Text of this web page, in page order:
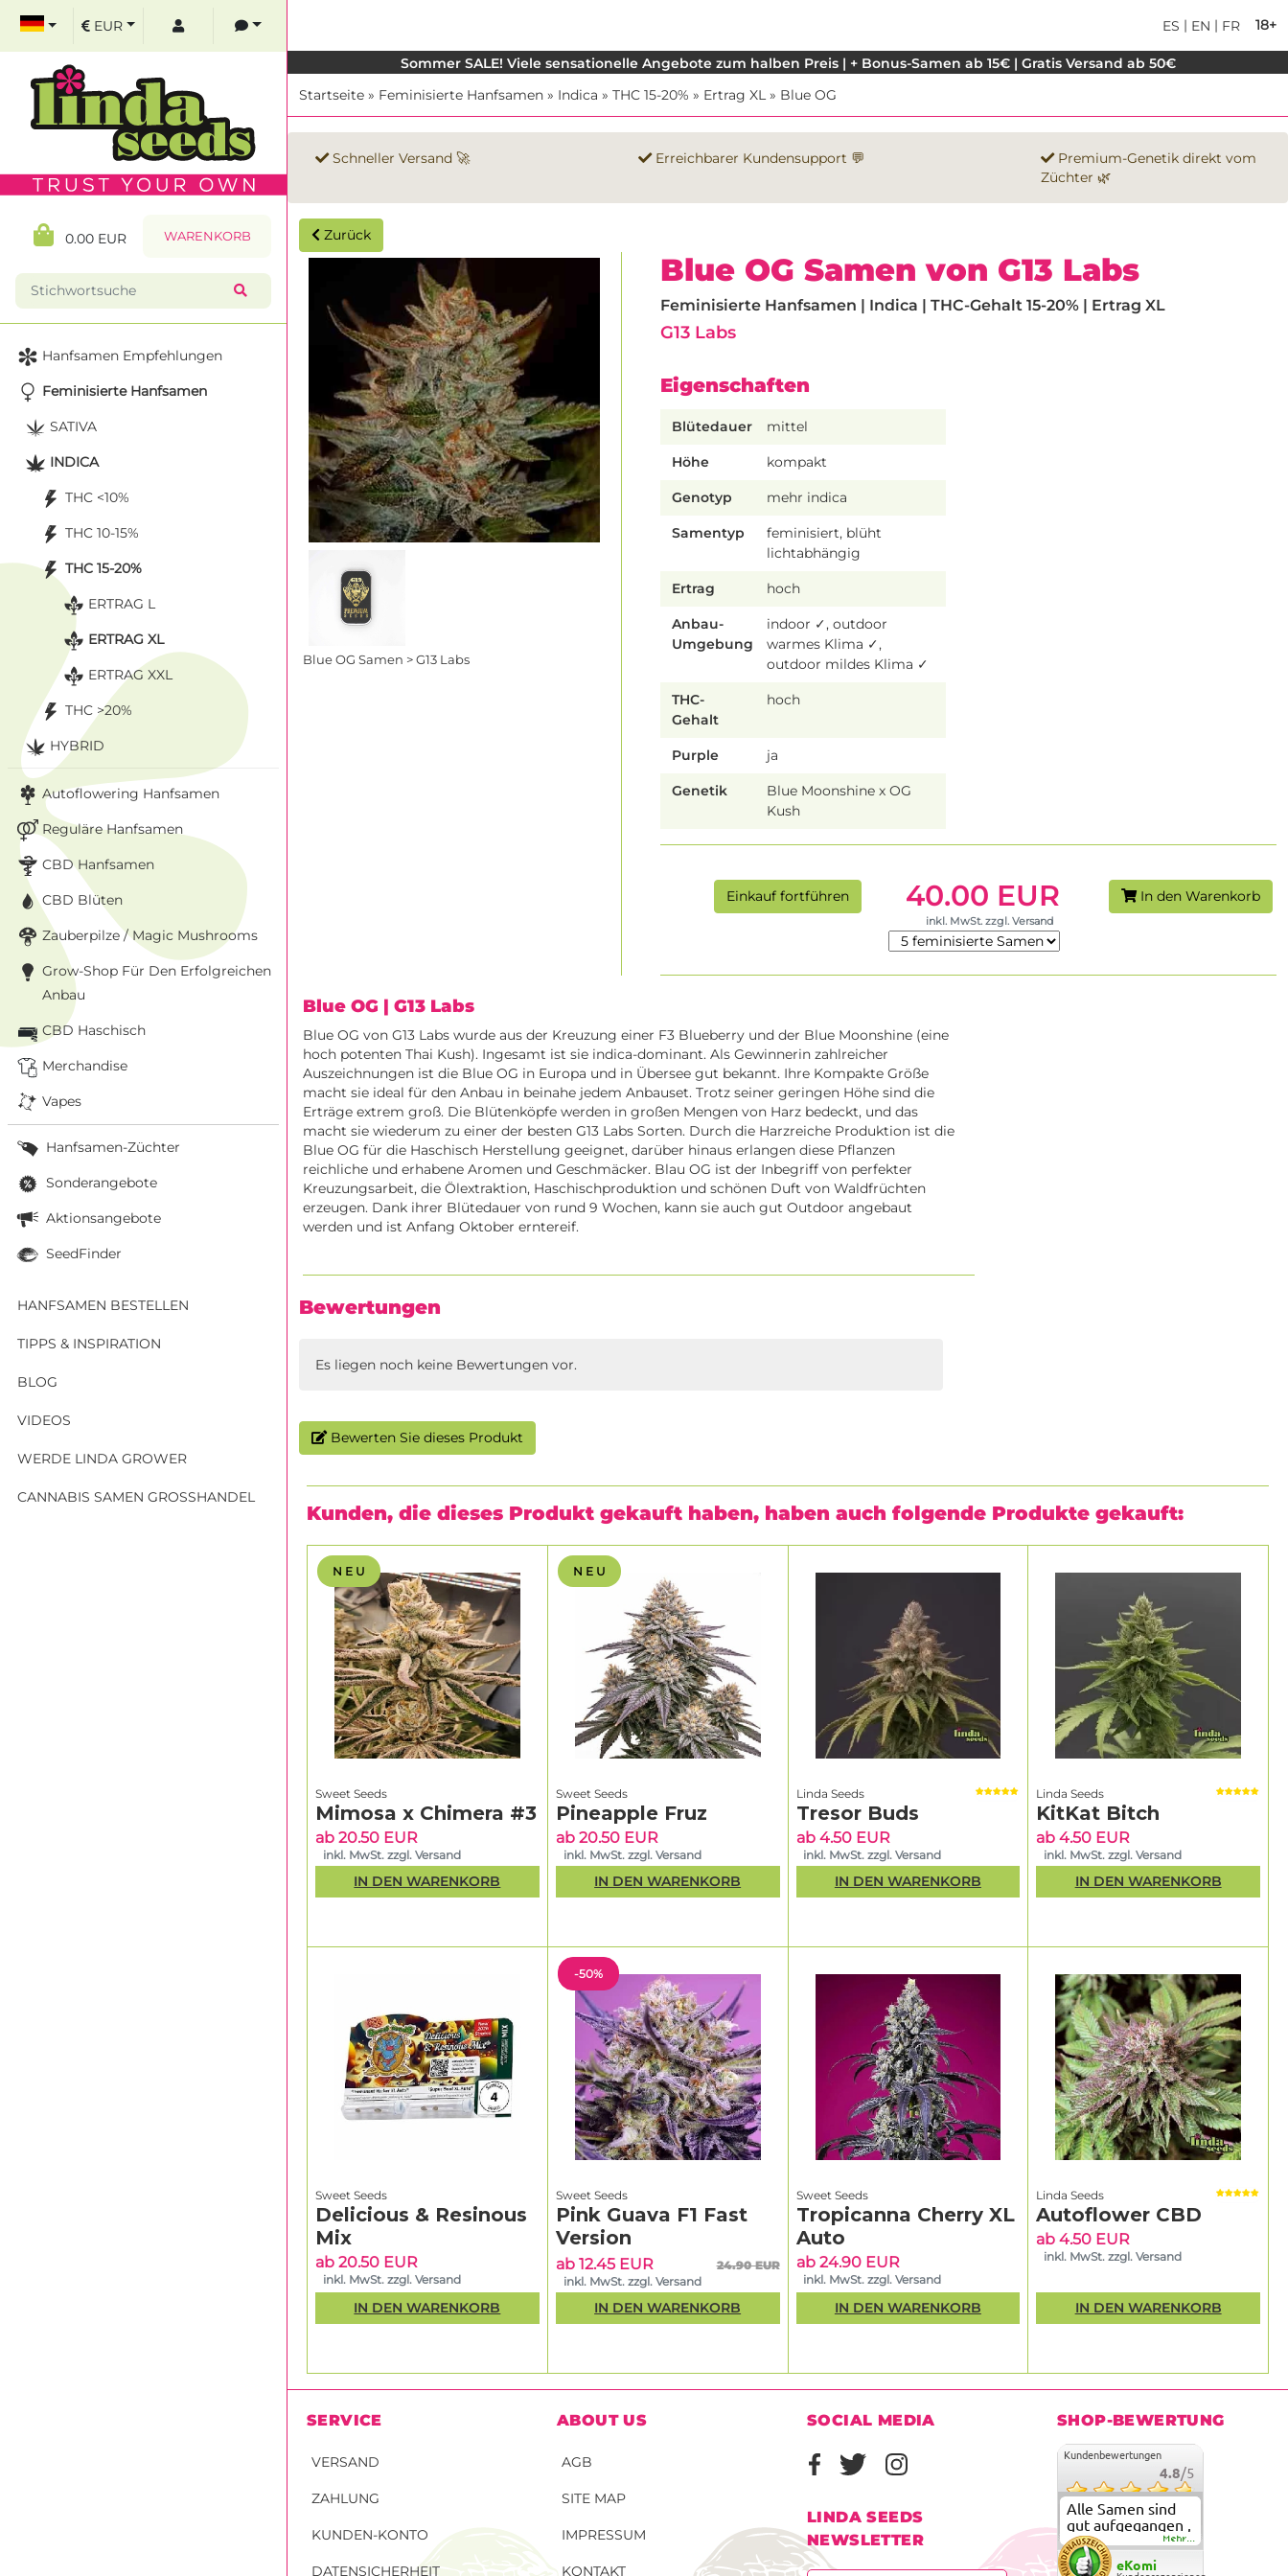
18+
ES | EN | FR
Sommer SALE! Viele sensationelle Angebote zum halben Preis | + Bonus-Samen ab 15€ | Gratis Versand ab 50€
Startseite » Feminisierte Hanfsamen » Indica » THC 15-20% » Ertrag XL » Blue OG
Schneller Versand 🚀 Erreichbarer Kundensupport 💬
Premium-Genetik direkt vom
Züchter 🌿
Zurück
Blue OG Samen > G13 Labs
Blue OG Samen von G13 Labs
Feminisierte Hanfsamen | Indica | THC-Gehalt 15-20% | Ertrag XL
G13 Labs
Eigenschaften
Blütedauer mittel
Höhe kompakt
Genotyp mehr indica
Samentyp
feminisiert, blüht
lichtabhängig
Ertrag hoch
Anbau-
Umgebung
indoor ✓, outdoor
warmes Klima ✓,
outdoor mildes Klima ✓
THC-
Gehalt
hoch
Purple ja
Genetik
Blue Moonshine x OG
Kush
Einkauf fortführen 40.00 EUR
inkl. MwSt. zzgl. Versand
In den Warenkorb
Blue OG | G13 Labs
Blue OG von G13 Labs wurde aus der Kreuzung einer F3 Blueberry und der Blue Moonshine (eine
hoch potenten Thai Kush). Ingesamt ist sie indica-dominant. Als Gewinnerin zahlreicher
Auszeichnungen ist die Blue OG in Europa und in Übersee gut bekannt. Ihre Kompakte Größe
macht sie ideal für den Anbau in beinahe jedem Anbauset. Trotz seiner geringen Höhe sind die
Erträge extrem groß. Die Blütenköpfe werden in großen Mengen von Harz bedeckt, und das
macht sie wiederum zu einer der besten G13 Labs Sorten. Durch die Harzreiche Produktion ist die
Blue OG für die Haschisch Herstellung geeignet, darüber hinaus erlangen diese Pflanzen
reichliche und erhabene Aromen und Geschmäcker. Blau OG ist der Inbegriff von perfekter
Kreuzungsarbeit, die Ölextraktion, Haschischproduktion und schönen Duft von Waldfrüchten
erzeugen. Dank ihrer Blütedauer von rund 9 Wochen, kann sie auch gut Outdoor angebaut
werden und ist Anfang Oktober erntereif.
Bewertungen
Es liegen noch keine Bewertungen vor.
Bewerten Sie dieses Produkt
Kunden, die dieses Produkt gekauft haben, haben auch folgende Produkte gekauft:
N E U
Sweet Seeds
Mimosa x Chimera #3
ab 20.50 EUR
inkl. MwSt. zzgl. Versand
IN DEN WARENKORB
N E U
Sweet Seeds
Pineapple Fruz
ab 20.50 EUR
inkl. MwSt. zzgl. Versand
IN DEN WARENKORB
Linda Seeds
Tresor Buds
ab 4.50 EUR
inkl. MwSt. zzgl. Versand
IN DEN WARENKORB
Linda Seeds
KitKat Bitch
ab 4.50 EUR
inkl. MwSt. zzgl. Versand
IN DEN WARENKORB
Sweet Seeds
Delicious & Resinous
Mix
ab 20.50 EUR
inkl. MwSt. zzgl. Versand
IN DEN WARENKORB
-50%
Sweet Seeds
Pink Guava F1 Fast
Version
ab 12.45 EUR
24.90 EUR
inkl. MwSt. zzgl. Versand
IN DEN WARENKORB
Sweet Seeds
Tropicanna Cherry XL
Auto
ab 24.90 EUR
inkl. MwSt. zzgl. Versand
IN DEN WARENKORB
Linda Seeds
Autoflower CBD
ab 4.50 EUR
inkl. MwSt. zzgl. Versand
IN DEN WARENKORB
SERVICE
VERSAND
ZAHLUNG
KUNDEN-KONTO
DATENSICHERHEIT
ABOUT US
AGB
SITE MAP
IMPRESSUM
KONTAKT
SOCIAL MEDIA
LINDA SEEDS
NEWSLETTER
SHOP-BEWERTUNG
Kundenbewertungen
4.8/5
Alle Samen sind
gut aufgegangen ,
meine ersten
grow versuche
Mehr...
eKomi
EUR
0.00 EUR WARENKORB
Hanfsamen Empfehlungen
Feminisierte Hanfsamen
SATIVA
INDICA
THC <10%
THC 10-15%
THC 15-20%
ERTRAG L
ERTRAG XL
ERTRAG XXL
THC >20%
HYBRID
Autoflowering Hanfsamen
Reguläre Hanfsamen
CBD Hanfsamen
CBD Blüten
Zauberpilze / Magic Mushrooms
Grow-Shop Für Den Erfolgreichen
Anbau
CBD Haschisch
Merchandise
Vapes
Hanfsamen-Züchter
Sonderangebote
Aktionsangebote
SeedFinder
HANFSAMEN BESTELLEN
TIPPS & INSPIRATION
BLOG
VIDEOS
WERDE LINDA GROWER
CANNABIS SAMEN GROSSHANDEL